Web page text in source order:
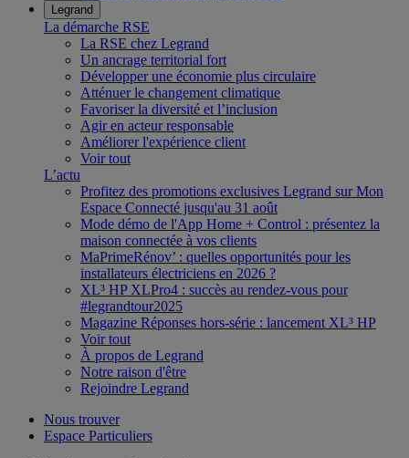
Legrand
La démarche RSE
La RSE chez Legrand
Un ancrage territorial fort
Développer une économie plus circulaire
Atténuer le changement climatique
Favoriser la diversité et l’inclusion
Agir en acteur responsable
Améliorer l'expérience client
Voir tout
L’actu
Profitez des promotions exclusives Legrand sur Mon
Espace Connecté jusqu'au 31 août
Mode démo de l'App Home + Control : présentez la
maison connectée à vos clients
MaPrimeRénov’ : quelles opportunités pour les
installateurs électriciens en 2026 ?
XL³ HP XLPro4 : succès au rendez-vous pour
#legrandtour2025
Magazine Réponses hors-série : lancement XL³ HP
Voir tout
À propos de Legrand
Notre raison d'être
Rejoindre Legrand
Nous trouver
Espace Particuliers